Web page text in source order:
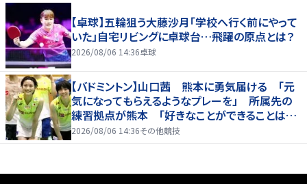
【卓球】五輪狙う大藤沙月「学校へ行く前にやって
いた」自宅リビングに卓球台…飛躍の原点とは？
2026/08/06 14:36卓球
【バドミントン】山口茜 熊本に勇気届ける 「元
気になってもらえるようなプレーを」 所属先の
練習拠点が熊本 「好きなことができることは当
たり前じゃない」
2026/08/06 14:36その他競技